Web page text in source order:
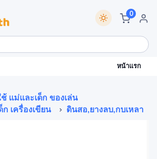
0
หน้าแรก
แม่และเด็ก ของเล่น
เครื่องเขียน
ดินสอ,ยางลบ,กบเหลา